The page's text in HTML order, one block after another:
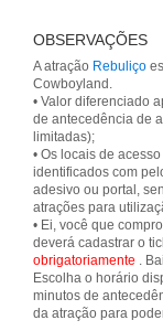
OBSERVAÇÕES
A atração Rebuliço
Cowboyland.
• Valor diferenciado
de antecedência de
limitadas);
• Os locais de
identificados com
adesivo ou portal,
atrações para
• Ei, você que
deverá cadastrar o
obrigatoriamente .
Escolha o horário
minutos de
da atração para